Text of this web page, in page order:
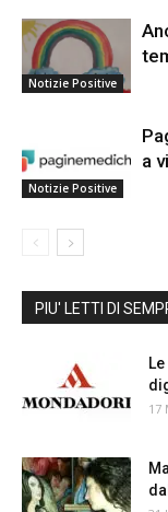
Notizie Positive
Notizie Positive
a
PIU' LETTI DI
17